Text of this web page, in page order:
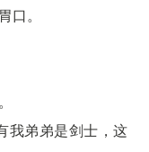
。
我弟弟是剑士，这